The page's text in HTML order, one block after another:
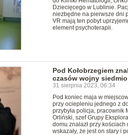
Dziecięcego w Lublinie.
niezbędne na pierwsze dni
VR mają ten pobyt
element psychoterapii.
Pod Kołobrzegiem
czasów wojny
31 sierpnia 2023, 06:34
Pod koniec maja w
przy ociepleniu jednego z
przybyła policja, pracownik
Orliński, szef Grupy
domu znalazł przy
wskazały, że jest on stary i